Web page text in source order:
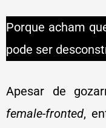
Porque acham
pode ser
Apesar de
female-fronted,